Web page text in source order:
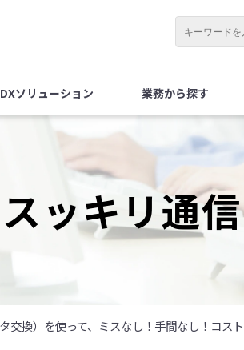
ソリューション 業務から探す
ッキリ通信
交換）を使って、ミスなし！手間なし！コス